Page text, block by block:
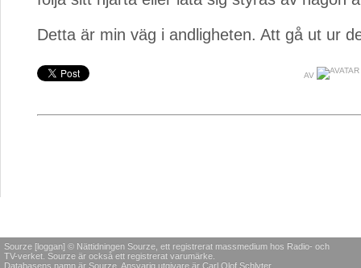
Detta är min väg i andligheten. Att gå ut ur
AV
Sourze [loggan] © Nättidningen Sourze, ett registrerat massmedium hos Radio- och
TV-verket. Sourze är också ett registrerat varumärke.
Databasens namn är Sourze. Ansvarig utgivare är Carl Olof Schlyter.